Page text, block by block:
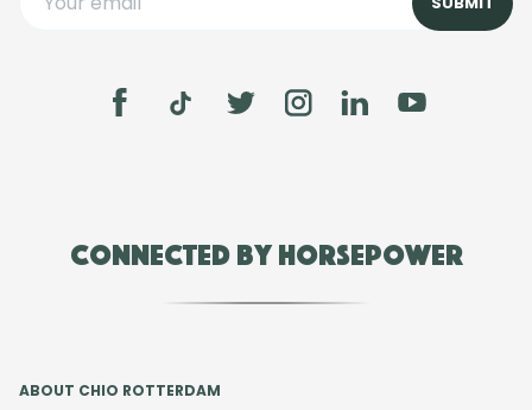
Connected by Horsepower
ABOUT CHIO ROTTERDAM